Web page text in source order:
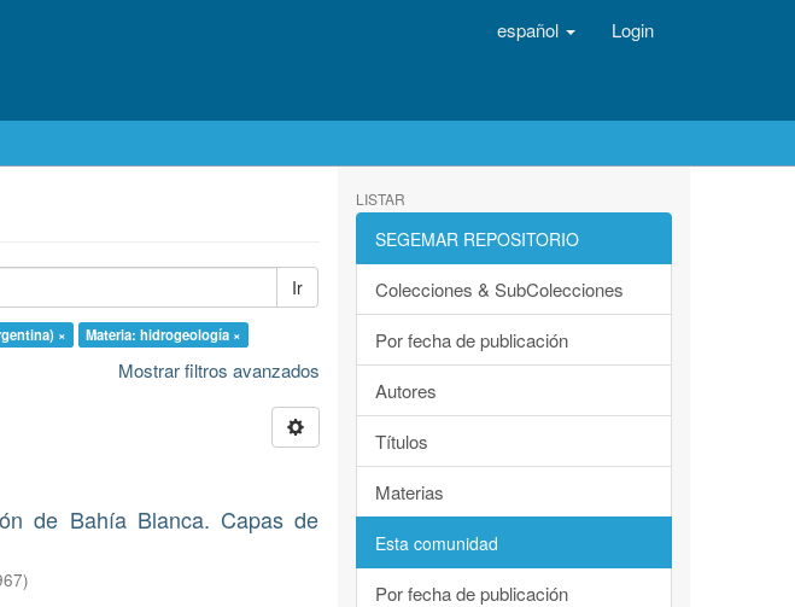
español Login
Ir
× Materia: hidrogeología ×
Mostrar filtros avanzados
de Bahía Blanca. Capas de
)
LISTAR
SEGEMAR REPOSITORIO
Colecciones & SubColecciones
Por fecha de publicación
Autores
Títulos
Materias
Esta comunidad
Por fecha de publicación